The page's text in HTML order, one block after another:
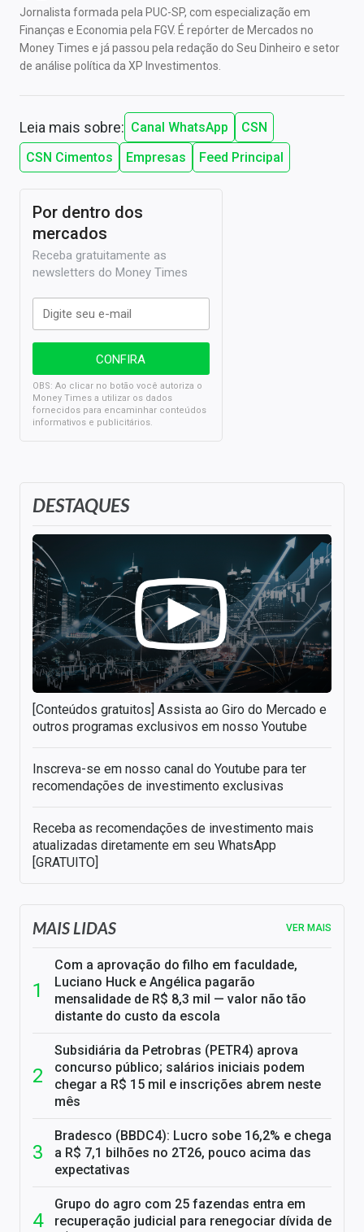
Jornalista formada pela PUC-SP, com especialização em
Finanças e Economia pela FGV. É repórter de Mercados no
Money Times e já passou pela redação do Seu Dinheiro e setor
de análise política da XP Investimentos.
Leia mais sobre: Canal WhatsApp
CSN
CSN Cimentos
Empresas Feed Principal
DESTAQUES
[Conteúdos gratuitos] Assista ao Giro do Mercado e
outros programas exclusivos em nosso Youtube
Inscreva-se em nosso canal do Youtube para ter
recomendações de investimento exclusivas
Receba as recomendações de investimento mais
atualizadas diretamente em seu WhatsApp
[GRATUITO]
Por dentro dos
mercados
Receba gratuitamente as
newsletters do Money Times
OBS: Ao clicar no botão você autoriza o
Money Times a utilizar os dados
fornecidos para encaminhar conteúdos
informativos e publicitários.
MAIS LIDAS VER MAIS
Com a aprovação do filho em faculdade,
Luciano Huck e Angélica pagarão
mensalidade de R$ 8,3 mil — valor não tão
distante do custo da escola
Subsidiária da Petrobras (PETR4) aprova
concurso público; salários iniciais podem
chegar a R$ 15 mil e inscrições abrem neste
mês
Bradesco (BBDC4): Lucro sobe 16,2% e chega
a R$ 7,1 bilhões no 2T26, pouco acima das
expectativas
Grupo do agro com 25 fazendas entra em
recuperação judicial para renegociar dívida de